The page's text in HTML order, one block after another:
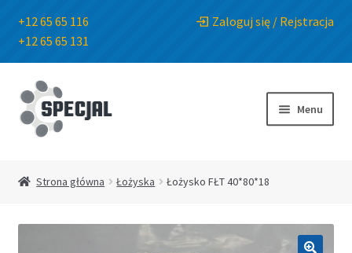
+12 65 65 116
+12 65 65 131
Zaloguj się / Rejstracja
Przejdź
do
nawigacji
Przejdź
do
treści
Menu
Strona główna Łożyska Łożysko FŁT 40*80*18